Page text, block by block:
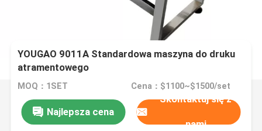
YOUGAO 9011A Standardowa maszyna do druku
atramentowego
MOQ：1SET Cena：$1100~$1500/set
Najlepsza cena
Skontaktuj się z
nami